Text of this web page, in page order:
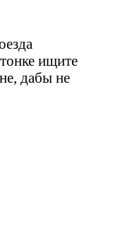
ищите
дабы не